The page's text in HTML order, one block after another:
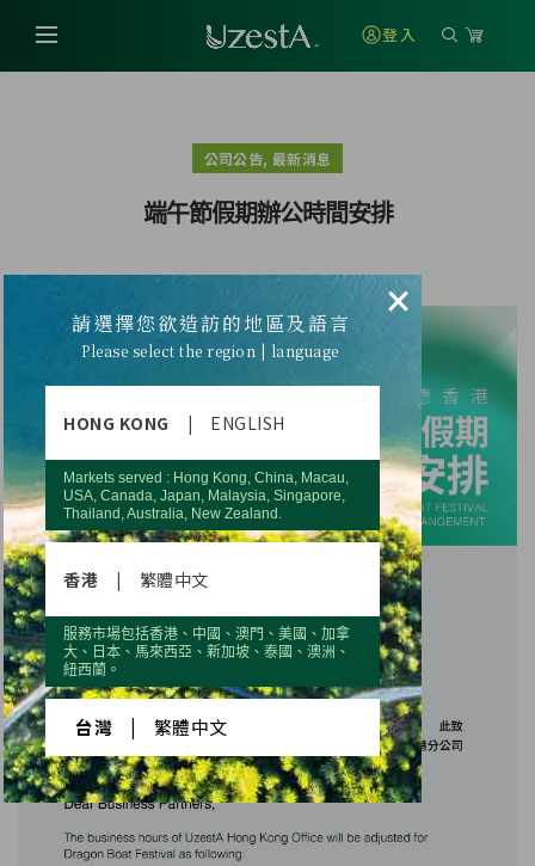
登入
公司公告, 最新消息
端午節假期辦公時間安排
×
請選擇您欲造訪的地區及語言
Please select the region | language
HONG KONG | ENGLISH
Markets served : Hong Kong, China, Macau,
USA, Canada, Japan, Malaysia, Singapore,
Thailand, Australia, New Zealand.
香港 | 繁體中文
服務市場包括香港、中國、澳門、美國、加拿
大、日本、馬來西亞、新加坡、泰國、澳洲、
紐西蘭。
台灣 | 繁體中文